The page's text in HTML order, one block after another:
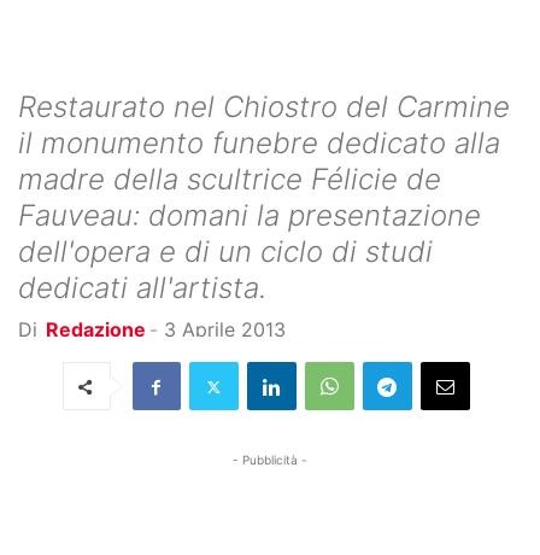
Restaurato nel Chiostro del Carmine
il monumento funebre dedicato alla
madre della scultrice Félicie de
Fauveau: domani la presentazione
dell'opera e di un ciclo di studi
dedicati all'artista.
Di Redazione - 3 Aprile 2013
- Pubblicità -